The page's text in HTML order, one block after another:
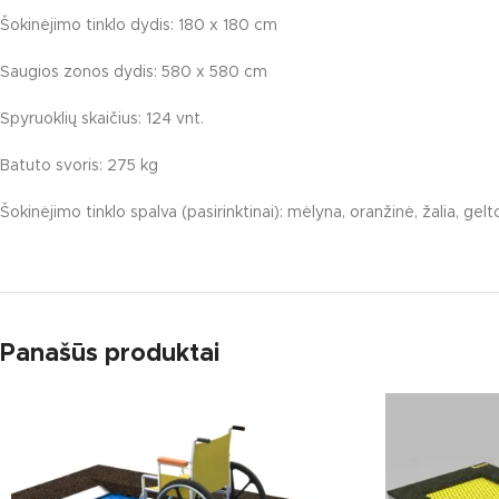
Šokinėjimo tinklo dydis: 180 x 180 cm
Saugios zonos dydis: 580 x 580 cm
Spyruoklių skaičius: 124 vnt.
Batuto svoris: 275 kg
Šokinėjimo tinklo spalva (pasirinktinai): mėlyna, oranžinė, žalia,
Panašūs produktai